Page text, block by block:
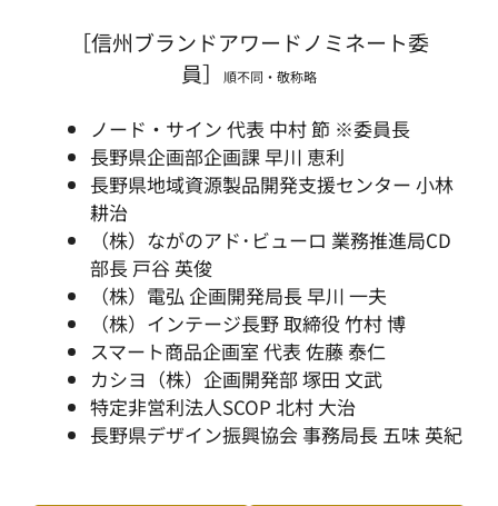
［信州ブランドアワードノミネート委
員］
順不同・敬称略
ノード・サイン 代表 中村 節 ※委員長
長野県企画部企画課 早川 恵利
長野県地域資源製品開発支援センター 小林
耕治
（株）ながのアド･ビューロ 業務推進局CD
部長 戸谷 英俊
（株）電弘 企画開発局長 早川 一夫
（株）インテージ長野 取締役 竹村 博
スマート商品企画室 代表 佐藤 泰仁
カシヨ（株）企画開発部 塚田 文武
特定非営利法人SCOP 北村 大治
長野県デザイン振興協会 事務局長 五味 英紀